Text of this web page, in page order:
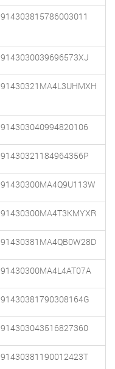
914303815786003011
9143030039696573XJ
91430321MA4L3UHMXH
914303040994820106
91430321184964356P
91430300MA4Q9U113W
91430300MA4T3KMYXR
91430381MA4QB0W28D
91430300MA4L4AT07A
91430381790308164G
914303043516827360
91430381190012423T